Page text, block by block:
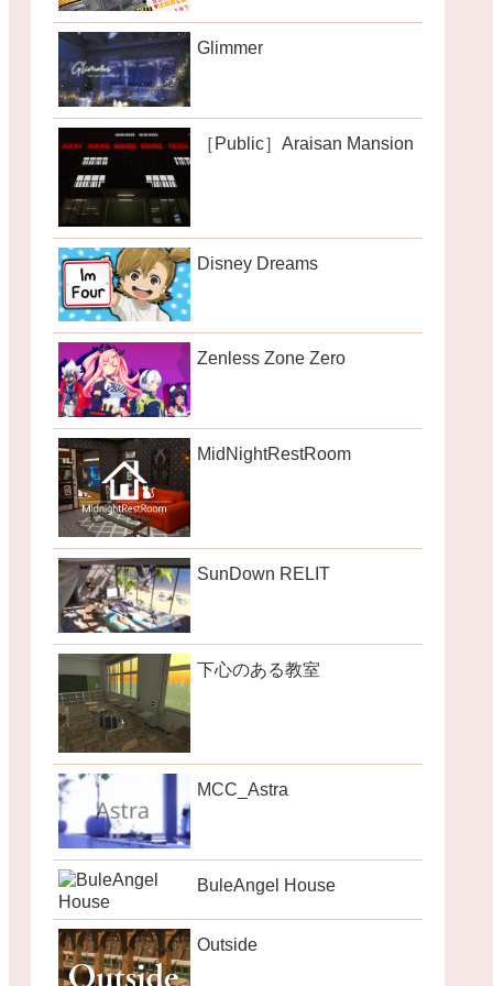
Glimmer
［Public］Araisan Mansion
Disney Dreams
Zenless Zone Zero
MidNightRestRoom
SunDown RELIT
下心のある教室
MCC_Astra
BuleAngel House
Outside